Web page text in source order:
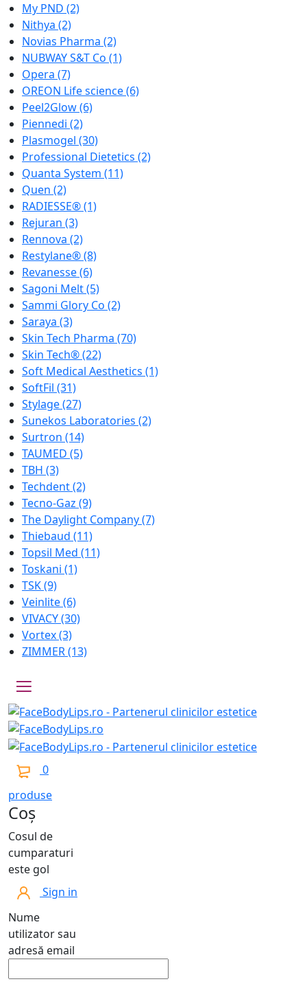
My PND (2)
Nithya (2)
Novias Pharma (2)
NUBWAY S&T Co (1)
Opera (7)
OREON Life science(6)
Peel2Glow(6)
Piennedi (2)
Plasmogel (30)
Professional Dietetics (2)
Quanta System (11)
Quen (2)
RADIESSE®(1)
Rejuran (3)
Rennova (2)
Restylane®(8)
Revanesse(6)
Sagoni Melt(5)
Sammi Glory Co (2)
Saraya (3)
Skin Tech Pharma (70)
Skin Tech®(22)
Soft Medical Aesthetics (1)
SoftFil (31)
Stylage(27)
Sunekos Laboratories (2)
Surtron (14)
TAUMED (5)
TBH (3)
Techdent(2)
Tecno-Gaz (9)
The Daylight Company(7)
Thiebaud (11)
Topsil Med (11)
Toskani (1)
TSK(9)
Veinlite(6)
VIVACY(30)
Vortex(3)
ZIMMER(13)
0
produse
Coș
Cosul de
cumparaturi
este gol
Sign in
Nume
utilizator sau
adresă email